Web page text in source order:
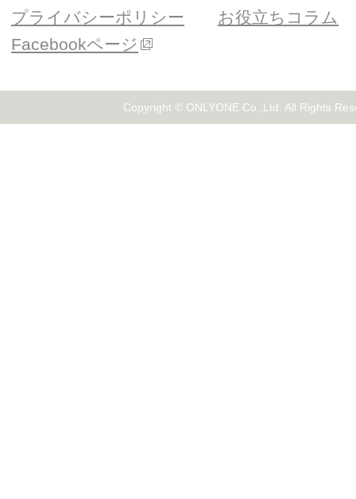
プライバシーポリシー
お役立ちコラム
Facebookページ
Copyright © ONLYONE Co.,Ltd. All Rights